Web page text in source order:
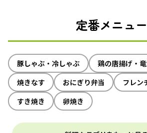
定番メニュー
豚しゃぶ・冷しゃぶ 鶏の唐揚げ・
焼きなす
おにぎり弁当
フレン
すき焼き
卵焼き